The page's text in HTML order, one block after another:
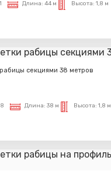
Длина: 44 м Высота: 1,8 м
секциями 38 метров
Длина: 38 м Высота: 1,8 м